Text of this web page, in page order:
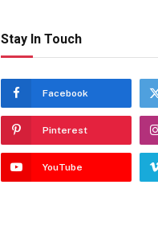
Stay In Touch
Facebook
Pinterest
YouTube